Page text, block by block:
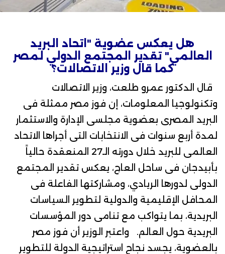
هل يعكس عضوية " اتحاد البريد
العالمي"تقدير المجتمع الدولي لمصر
كما قال وزير الاتصالات؟
قال الدكتور عمرو طلعت، وزير الاتصالات
وتكنولوجيا المعلومات، إن فوز مصر ممثلة فى
البريد المصرى بعضوية مجلسى الإدارة والاستثمار
لمدة أربع سنوات فى الانتخابات التى أجراها الاتحاد
العالمى للبريد خلال دورته الـ27 المنعقدة حالياً
بأبيدجان فى ساحل العاج، يعكس تقدير المجتمع
الدولى لدورها الريادي، ومشاركتها الفاعلة فى
المحافل الإقليمية والدولية لتطوير السياسات
البريدية، بما يتواكب مع تنامى دور المؤسسات
البريدية حول العالم. واعتبر الوزير أن فوز مصر
بالعضوية، يجسد نجاح استراتيجية الدولة للتطوير